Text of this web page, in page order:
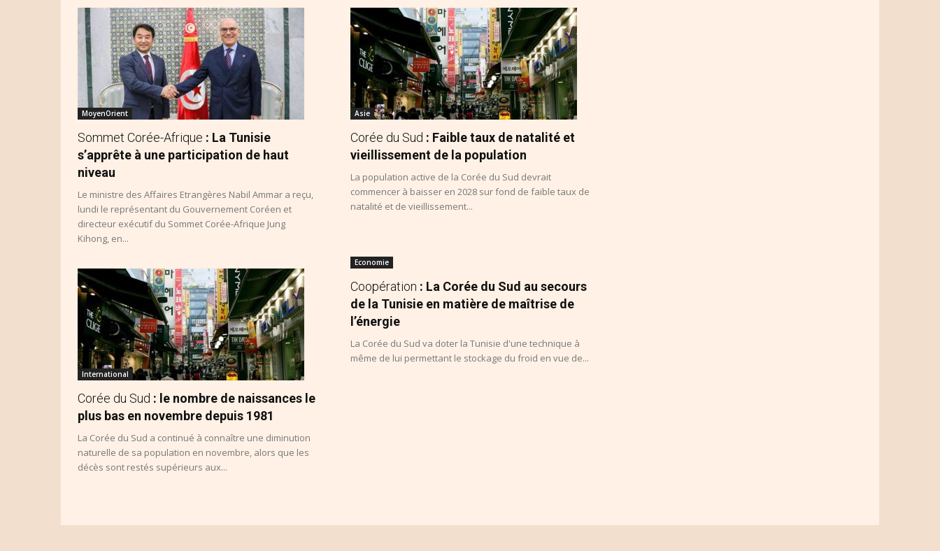
MoyenOrient
Sommet Corée-Afrique : La Tunisie
s’apprête à une participation de haut
niveau
Le ministre des Affaires Etrangères Nabil Ammar a reçu,
lundi le représentant du Gouvernement Coréen et
directeur exécutif du Sommet Corée-Afrique Jung
Kihong, en...
Asie
Corée du Sud : Faible taux de natalité et
vieillissement de la population
La population active de la Corée du Sud devrait
commencer à baisser en 2028 sur fond de faible taux de
natalité et de vieillissement...
International
Corée du Sud : le nombre de naissances le
plus bas en novembre depuis 1981
La Corée du Sud a continué à connaître une diminution
naturelle de sa population en novembre, alors que les
décès sont restés supérieurs aux...
Economie
Coopération : La Corée du Sud au secours
de la Tunisie en matière de maîtrise de
l’énergie
La Corée du Sud va doter la Tunisie d'une technique à
même de lui permettant le stockage du froid en vue de...